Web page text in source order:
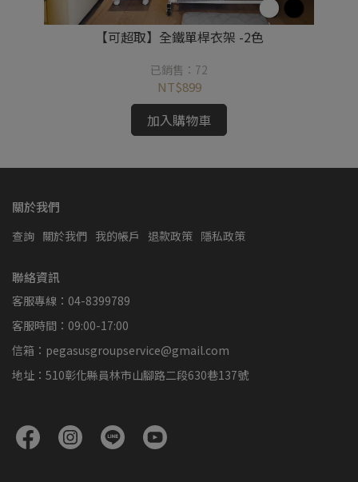
【可超取】全鐵單桿衣架 -2色
已銷售：72
NT$899
加入購物車
關於我們
查詢 關於我們 我的帳戶 退款政策 隱私政策
聯絡資訊
客服專線：04-8399789
客服時間：09:00-17:00
信箱：pegasusgroupservice@gmail.com
地址：510彰化縣員林市山腳路二段630巷137號